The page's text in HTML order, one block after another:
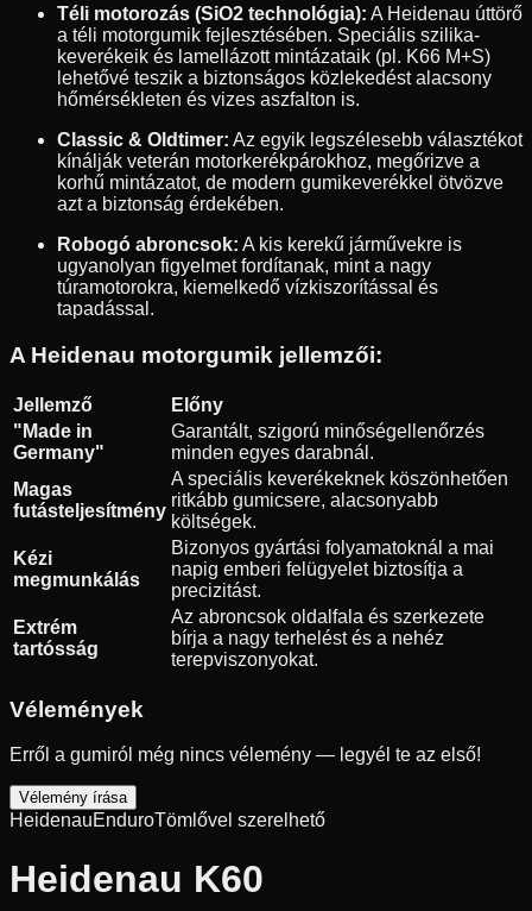
Téli motorozás (SiO2 technológia): A Heidenau úttörő
a téli motorgumik fejlesztésében. Speciális szilika-
keverékeik és lamellázott mintázataik (pl. K66 M+S)
lehetővé teszik a biztonságos közlekedést alacsony
hőmérsékleten és vizes aszfalton is.
Classic & Oldtimer: Az egyik legszélesebb választékot
kínálják veterán motorkerékpárokhoz, megőrizve a
korhű mintázatot, de modern gumikeverékkel ötvözve
azt a biztonság érdekében.
Robogó abroncsok: A kis kerekű járművekre is
ugyanolyan figyelmet fordítanak, mint a nagy
túramotorokra, kiemelkedő vízkiszorítással és
tapadással.
A Heidenau motorgumik jellemzői:
Jellemző
Előny
"Made in
Germany"
Garantált, szigorú minőségellenőrzés
minden egyes darabnál.
Magas
futásteljesítmény
A speciális keverékeknek köszönhetően
ritkább gumicsere, alacsonyabb
költségek.
Kézi
megmunkálás
Bizonyos gyártási folyamatoknál a mai
napig emberi felügyelet biztosítja a
precizitást.
Extrém
tartósság
Az abroncsok oldalfala és szerkezete
bírja a nagy terhelést és a nehéz
terepviszonyokat.
Vélemények
Erről a gumiról még nincs vélemény — legyél te az első!
Vélemény írása
HeidenauEnduroTömlővel szerelhető
Heidenau K60